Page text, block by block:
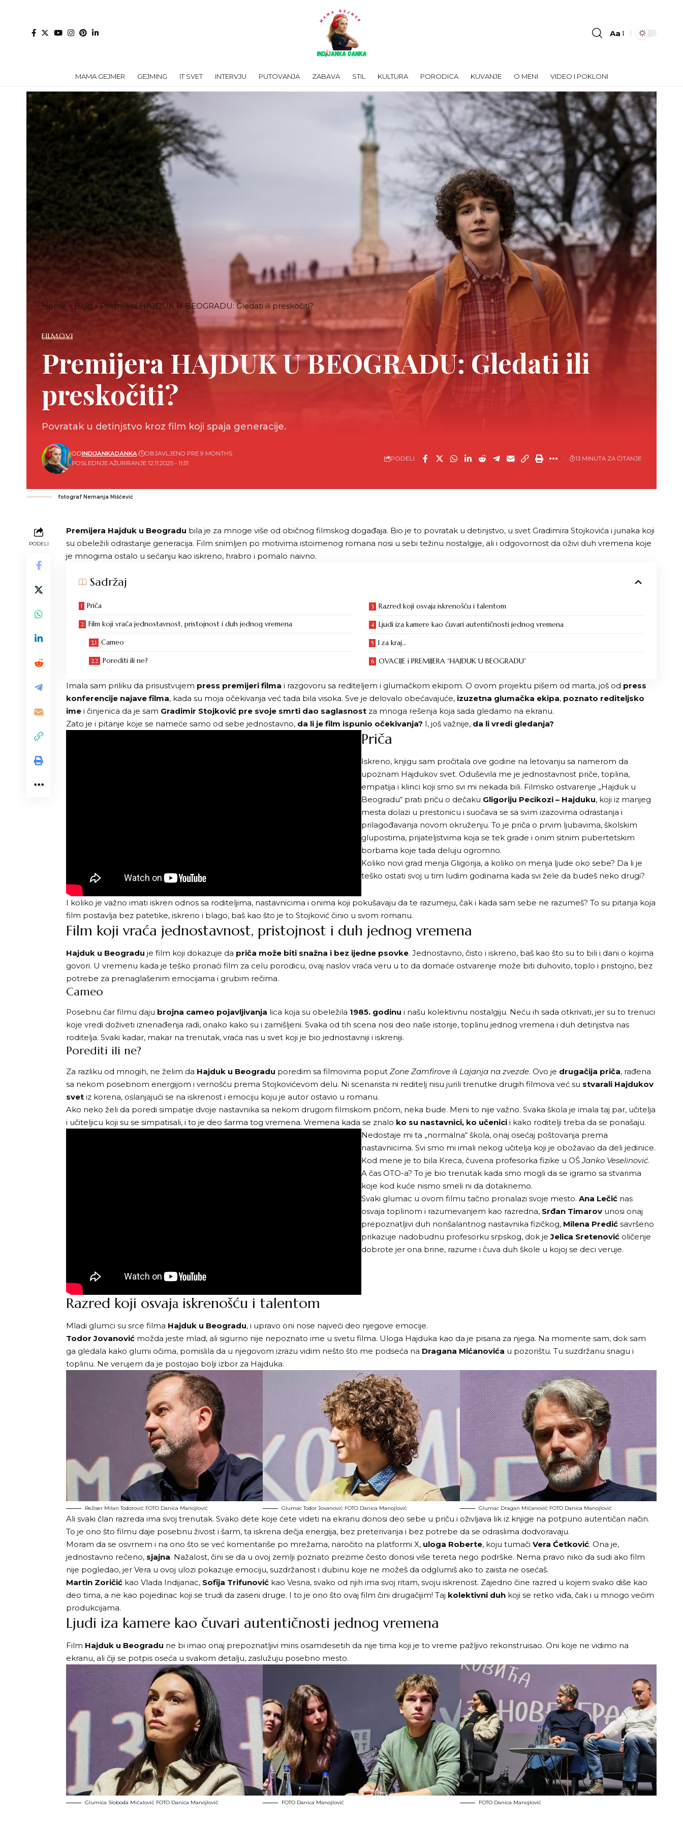
Font
Aa
MAMA GEJMER GEJMING IT SVET INTERVJU PUTOVANJA ZABAVA STIL KULTURA PORODICA KUVANJE O MENI VIDEO I POKLONI
Home » Blog » Premijera HAJDUK U BEOGRADU: Gledati ili preskočiti?
FILMOVI
Premijera HAJDUK U BEOGRADU: Gledati ili
preskočiti?
Povratak u detinjstvo kroz film koji spaja generacije.
POSLEDNJE AŽURIRANJE 12.11.2025 - 11:51
ODINDIJANKADANKA OBJAVLJENO PRE 9 MONTHS
PODELI 13 MINUTA ZA ČITANJE
fotograf Nemanja Miščević
PODELI
Premijera Hajduk u Beogradu bila je za mnoge više od običnog filmskog događaja. Bio je to povratak u detinjstvo, u svet Gradimira Stojkovića i junaka koji
su obeležili odrastanje generacija. Film snimljen po motivima istoimenog romana nosi u sebi težinu nostalgije, ali i odgovornost da oživi duh vremena koje
je mnogima ostalo u sećanju kao iskreno, hrabro i pomalo naivno.
Sadržaj
Priča
Film koji vraća jednostavnost, pristojnost i duh jednog vremena
Cameo
Porediti ili ne?
Razred koji osvajа iskrenošću i talentom
Ljudi iza kamere kao čuvari autentičnosti jednog vremena
I za kraj…
OVACIJE i PREMIJERA “HAJDUK U BEOGRADU”
Imala sam priliku da prisustvujem press premijeri filma i razgovoru sa rediteljem i glumačkom ekipom. O ovom projektu pišem od marta, još od press
konferencije najave filma, kada su moja očekivanja već tada bila visoka. Sve je delovalo obećavajuće, izuzetna glumačka ekipa, poznato rediteljsko
ime i činjenica da je sam Gradimir Stojković pre svoje smrti dao saglasnost za mnoga rešenja koja sada gledamo na ekranu.
Zato je i pitanje koje se nameće samo od sebe jednostavno, da li je film ispunio očekivanja? I, još važnije, da li vredi gledanja?
Priča
Iskreno, knjigu sam pročitala ove godine na letovanju sa namerom da
upoznam Hajdukov svet. Oduševila me je jednostavnost priče, toplina,
empatija i klinci koji smo svi mi nekada bili. Filmsko ostvarenje „Hajduk u
Beogradu“ prati priču o dečaku Gligoriju Pecikozi – Hajduku, koji iz manjeg
mesta dolazi u prestonicu i suočava se sa svim izazovima odrastanja i
prilagođavanja novom okruženju. To je priča o prvim ljubavima, školskim
glupostima, prijateljstvima koja se tek grade i onim sitnim pubertetskim
borbama koje tada deluju ogromno.
Koliko novi grad menja Gligorija, a koliko on menja ljude oko sebe? Da li je
teško ostati svoj u tim ludim godinama kada svi žele da budeš neko drugi?
I koliko je važno imati iskren odnos sa roditeljima, nastavnicima i onima koji pokušavaju da te razumeju, čak i kada sam sebe ne razumeš? To su pitanja koja
film postavlja bez patetike, iskreno i blago, baš kao što je to Stojković činio u svom romanu.
Film koji vraća jednostavnost, pristojnost i duh jednog vremena
Hajduk u Beogradu je film koji dokazuje da priča može biti snažna i bez ijedne psovke. Jednostavno, čisto i iskreno, baš kao što su to bili i dani o kojima
govori. U vremenu kada je teško pronaći film za celu porodicu, ovaj naslov vraća veru u to da domaće ostvarenje može biti duhovito, toplo i pristojno, bez
potrebe za prenaglašenim emocijama i grubim rečima.
Cameo
Posebnu čar filmu daju brojna cameo pojavljivanja lica koja su obeležila 1985. godinu i našu kolektivnu nostalgiju. Neću ih sada otkrivati, jer su to trenuci
koje vredi doživeti iznenađenja radi, onako kako su i zamišljeni. Svaka od tih scena nosi deo naše istorije, toplinu jednog vremena i duh detinjstva nas
roditelja. Svaki kadar, makar na trenutak, vraća nas u svet koji je bio jednostavniji i iskreniji.
Porediti ili ne?
Za razliku od mnogih, ne želim da Hajduk u Beogradu poredim sa filmovima poput Zone Zamfirove ili Lajanja na zvezde. Ovo je drugačija priča, rađena
sa nekom posebnom energijom i vernošću prema Stojkovićevom delu. Ni scenarista ni reditelj nisu jurili trenutke drugih filmova već su stvarali Hajdukov
svet iz korena, oslanjajući se na iskrenost i emociju koju je autor ostavio u romanu.
Ako neko želi da poredi simpatije dvoje nastavnika sa nekom drugom filmskom pričom, neka bude. Meni to nije važno. Svaka škola je imala taj par, učitelja
i učiteljicu koji su se simpatisali, i to je deo šarma tog vremena. Vremena kada se znalo ko su nastavnici, ko učenici i kako roditelji treba da se ponašaju.
Nedostaje mi ta „normalna“ škola, onaj osećaj poštovanja prema
nastavnicima. Svi smo mi imali nekog učitelja koji je obožavao da deli jedinice.
Kod mene je to bila Kreca, čuvena profesorka fizike u OŠJanko Veselinović.
A čas OTO-a? To je bio trenutak kada smo mogli da se igramo sa stvarima
koje kod kuće nismo smeli ni da dotaknemo.
Svaki glumac u ovom filmu tačno pronalazi svoje mesto. Ana Lečić nas
osvaja toplinom i razumevanjem kao razredna, Srđan Timarov unosi onaj
prepoznatljivi duh nonšalantnog nastavnika fizičkog, Milena Predić savršeno
prikazuje nadobudnu profesorku srpskog, dok jeJelica Sretenović oličenje
dobrote jer ona brine, razume i čuva duh škole u kojoj se deci veruje.
Razred koji osvajа iskrenošću i talentom
Mladi glumci su srce filma Hajduk u Beogradu, i upravo oni nose najveći deo njegove emocije.
Todor Jovanović možda jeste mlad, ali sigurno nije nepoznato ime u svetu filma. Uloga Hajduka kao da je pisana za njega. Na momente sam, dok sam
ga gledala kako glumi očima, pomislila da u njegovom izrazu vidim nešto što me podseća na Dragana Mićanovića u pozorištu. Tu suzdržanu snagu i
toplinu. Ne verujem da je postojao bolji izbor za Hajduka.
Režiser Milan Todorović FOTO Danica Manojlović Glumac Todor Jovanović FOTO Danica Manojlović Glumac Dragan Mićanović FOTO Danica Manojlović
Ali svaki član razreda ima svoj trenutak. Svako dete koje ćete videti na ekranu donosi deo sebe u priču i oživljava lik iz knjige na potpuno autentičan način.
To je ono što filmu daje posebnu živost i šarm, ta iskrena dečja energija, bez preterivanja i bez potrebe da se odraslima dodvoravaju.
Moram da se osvrnem i na ono što se već komentariše po mrežama, naročito na platformi X, uloga Roberte, koju tumači Vera Ćetković. Ona je,
jednostavno rečeno, sjajna. Nažalost, čini se da u ovoj zemlji poznato prezime često donosi više tereta nego podrške. Nema pravo niko da sudi ako film
nije pogledao, jer Vera u ovoj ulozi pokazuje emociju, suzdržanost i dubinu koje ne možeš da odglumiš ako to zaista ne osećaš.
Martin Zoričić kao Vlada Indijanac, Sofija Trifunović kao Vesna, svako od njih ima svoj ritam, svoju iskrenost. Zajedno čine razred u kojem svako diše kao
deo tima, a ne kao pojedinac koji se trudi da zaseni druge. I to je ono što ovaj film čini drugačijim! Taj kolektivni duh koji se retko viđa, čak i u mnogo većim
produkcijama.
Ljudi iza kamere kao čuvari autentičnosti jednog vremena
Film Hajduk u Beogradu ne bi imao onaj prepoznatljivi miris osamdesetih da nije tima koji je to vreme pažljivo rekonstruisao. Oni koje ne vidimo na
ekranu, ali čiji se potpis oseća u svakom detalju, zaslužuju posebno mesto.
Glumica Sloboda Mićalović FOTO Danica Manojlović FOTO Danica Manojlović FOTO Danica Manojlović